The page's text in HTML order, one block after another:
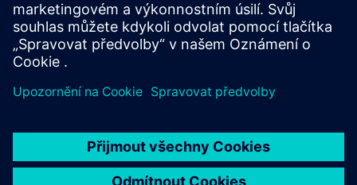
vaše otázky týkající se softwaru Opcenter.
Navštivte komunitu